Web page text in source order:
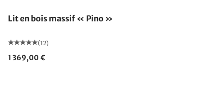
Lit en bois massif « Pino »
(12)
1 369,00 €